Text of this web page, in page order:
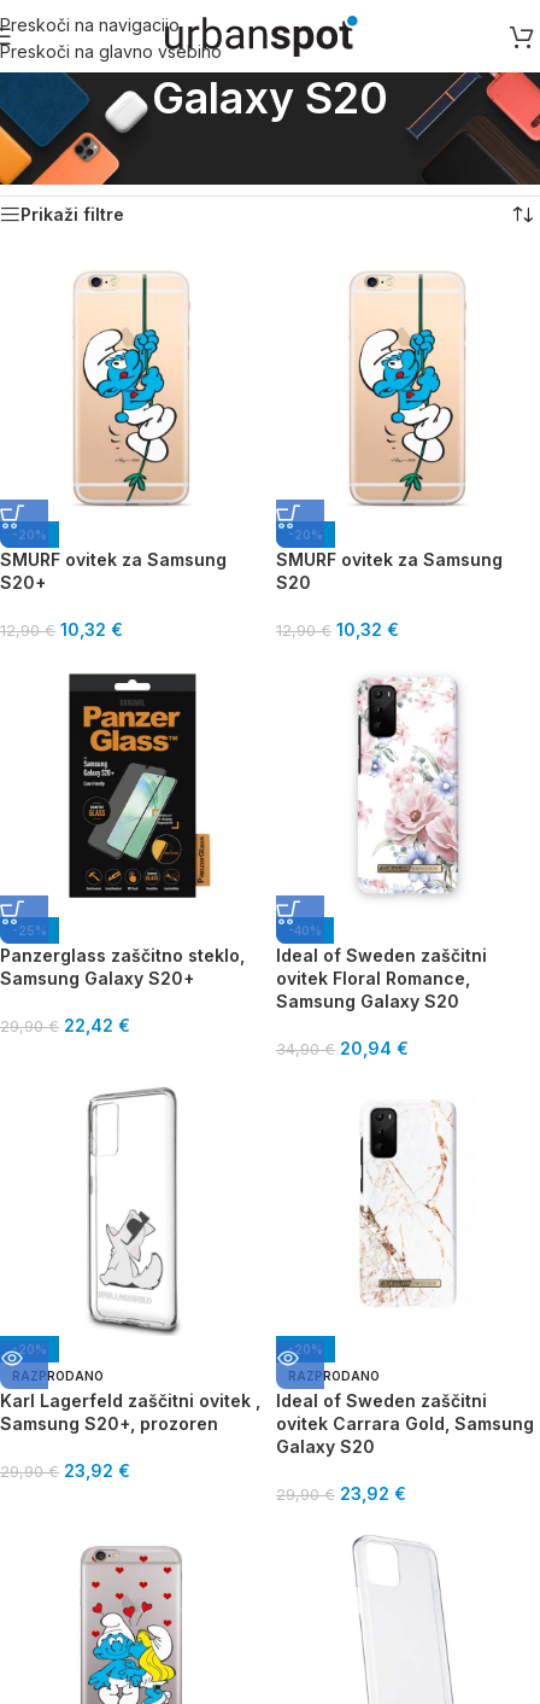
Preskoči na navigacijo
Preskoči na glavno vsebino
Galaxy S20
Domov/ Samsung
Prikaz vseh 11 rezultatov
Prikaži filtre
-20%
SMURF ovitek za Samsung
S20+
12,90€ 10,32 €
-20%
SMURF ovitek za Samsung
S20
12,90€ 10,32 €
-25%
Panzerglass zaščitno steklo,
Samsung Galaxy S20+
29,90€ 22,42 €
-40%
Ideal of Sweden zaščitni
ovitek Floral Romance,
Samsung Galaxy S20
34,90€ 20,94 €
-20%
RAZPRODANO
Karl Lagerfeld zaščitni ovitek ,
Samsung S20+, prozoren
29,90€ 23,92 €
-20%
RAZPRODANO
Ideal of Sweden zaščitni
ovitek Carrara Gold, Samsung
Galaxy S20
29,90€ 23,92 €